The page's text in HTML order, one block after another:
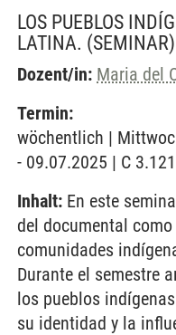
LOS PUEBLOS
LATINA. (SEMINAR)
Dozent/in: Maria del
Termin:
wöchentlich |
- 09.07.2025 | C
Inhalt: En este
del documental
comunidades
Durante el semestre
los pueblos
su identidad y la